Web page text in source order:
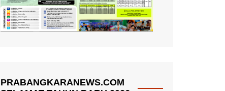
PRABANGKARANEWS.COM